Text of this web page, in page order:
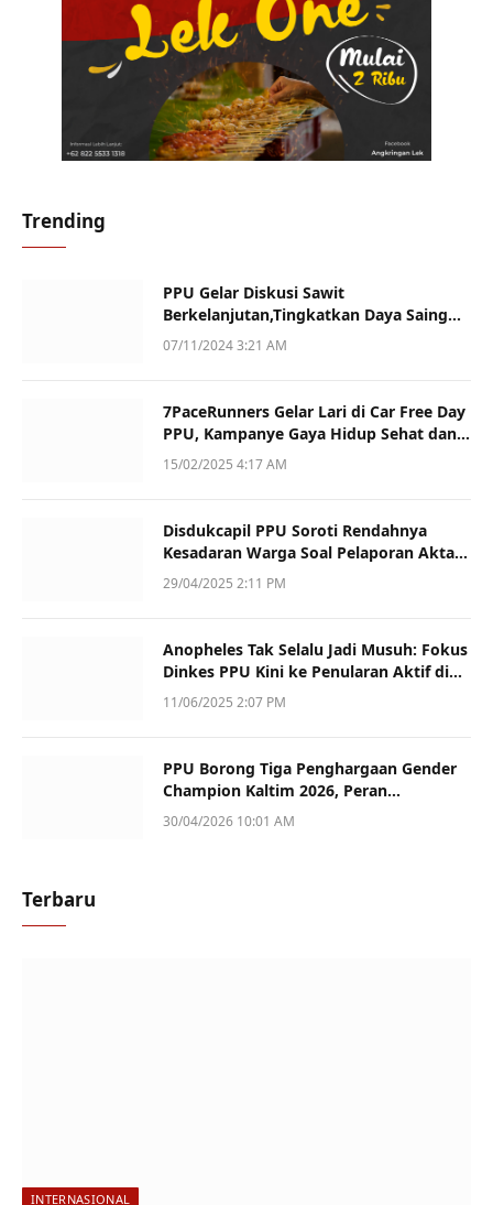
Trending
PPU Gelar Diskusi Sawit
Berkelanjutan,Tingkatkan Daya Saing
dan Kualitas
07/11/2024 3:21 AM
7PaceRunners Gelar Lari di Car Free Day
PPU, Kampanye Gaya Hidup Sehat dan
Dukung UMKM
15/02/2025 4:17 AM
Disdukcapil PPU Soroti Rendahnya
Kesadaran Warga Soal Pelaporan Akta
Kematian
29/04/2025 2:11 PM
Anopheles Tak Selalu Jadi Musuh: Fokus
Dinkes PPU Kini ke Penularan Aktif di
Sotek
11/06/2025 2:07 PM
PPU Borong Tiga Penghargaan Gender
Champion Kaltim 2026, Peran
Perempuan Jadi Sorotan
30/04/2026 10:01 AM
Terbaru
INTERNASIONAL